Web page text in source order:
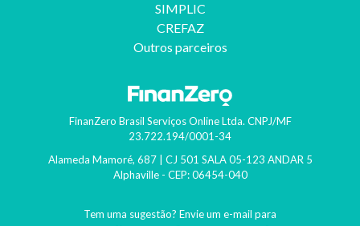
SIMPLIC
CREFAZ
Outros parceiros
FinanZero Brasil Serviços Online Ltda. CNPJ/MF
23.722.194/0001-34
Alameda Mamoré, 687 | CJ 501 SALA 05-123 ANDAR 5
Alphaville- CEP: 06454-040
Tem uma sugestão? Envie um e-mail para